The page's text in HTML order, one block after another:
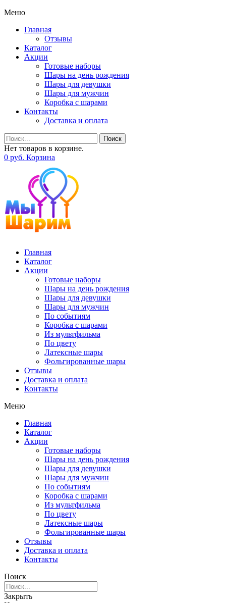
Меню
Главная
Отзывы
Каталог
Акции
Готовые наборы
Шары на день рождения
Шары для девушки
Шары для мужчин
Коробка с шарами
Контакты
Доставка и оплата
Поиск
Нет товаров в корзине.
0 руб. Корзина
Главная
Каталог
Акции
Готовые наборы
Шары на день рождения
Шары для девушки
Шары для мужчин
По событиям
Коробка с шарами
Из мультфильма
По цвету
Латексные шары
Фольгированные шары
Отзывы
Доставка и оплата
Контакты
Меню
Главная
Каталог
Акции
Готовые наборы
Шары на день рождения
Шары для девушки
Шары для мужчин
По событиям
Коробка с шарами
Из мультфильма
По цвету
Латексные шары
Фольгированные шары
Отзывы
Доставка и оплата
Контакты
Поиск
Закрыть